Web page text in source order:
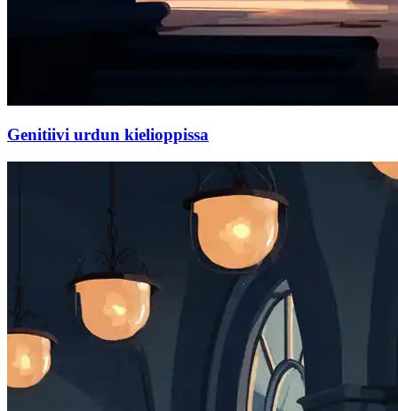
Genitiivi urdun kielioppissa